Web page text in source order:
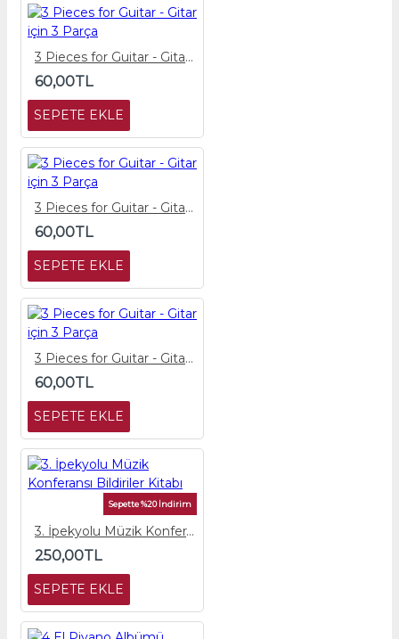
3 Pieces for Guitar - Gitar için 3 Parça
60,00TL
SEPETE EKLE
3 Pieces for Guitar - Gitar için 3 Parça
60,00TL
SEPETE EKLE
3 Pieces for Guitar - Gitar için 3 Parça
60,00TL
SEPETE EKLE
Sepette %20 İndirim
3. İpekyolu Müzik Konferansı Bildiriler Kitabı
250,00TL
SEPETE EKLE